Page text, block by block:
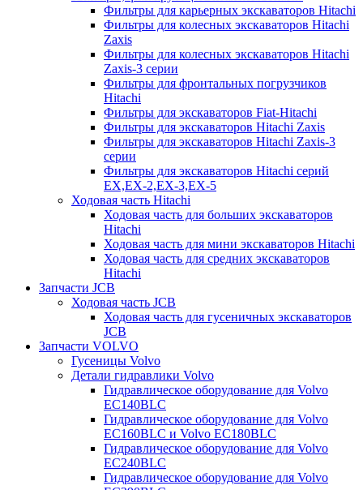
Фильтры для карьерных экскаваторов Hitachi
Фильтры для колесных экскаваторов Hitachi
Zaxis
Фильтры для колесных экскаваторов Hitachi
Zaxis-3 серии
Фильтры для фронтальных погрузчиков
Hitachi
Фильтры для экскаваторов Fiat-Hitachi
Фильтры для экскаваторов Hitachi Zaxis
Фильтры для экскаваторов Hitachi Zaxis-3
серии
Фильтры для экскаваторов Hitachi серий
EX,EX-2,EX-3,EX-5
Ходовая часть Hitachi
Ходовая часть для больших экскаваторов
Hitachi
Ходовая часть для мини экскаваторов Hitachi
Ходовая часть для средних экскаваторов
Hitachi
Запчасти JCB
Ходовая часть JCB
Ходовая часть для гусеничных экскаваторов
JCB
Запчасти VOLVO
Гусеницы Volvo
Детали гидравлики Volvo
Гидравлическое оборудование для Volvo
EC140BLC
Гидравлическое оборудование для Volvo
EC160BLC и Volvo EC180BLC
Гидравлическое оборудование для Volvo
EC240BLC
Гидравлическое оборудование для Volvo